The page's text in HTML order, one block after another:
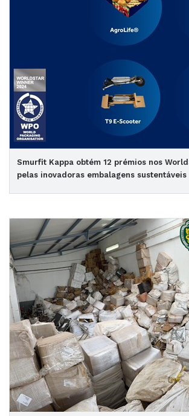
Smurfit Kappa obtém 12 prémios nos
pelas inovadoras embalagens sustentáveis